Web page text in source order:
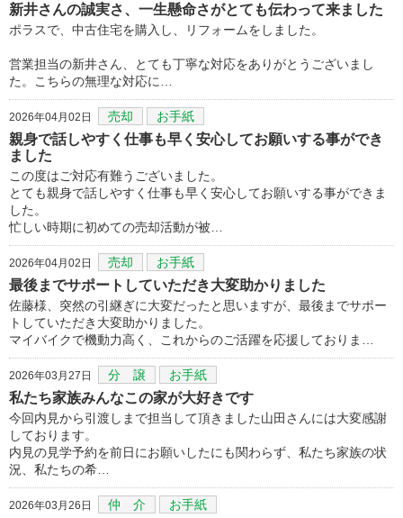
新井さんの誠実さ、一生懸命さがとても伝わって来ました
ポラスで、中古住宅を購入し、リフォームをしました。
営業担当の新井さん、とても丁寧な対応をありがとうございまし
た。こちらの無理な対応に…
2026年04月02日 売却 お手紙
親身で話しやすく仕事も早く安心してお願いする事ができ
ました
この度はご対応有難うございました。
とても親身で話しやすく仕事も早く安心してお願いする事ができま
した。
忙しい時期に初めての売却活動が被…
2026年04月02日 売却 お手紙
最後までサポートしていただき大変助かりました
佐藤様、突然の引継ぎに大変だったと思いますが、最後までサポー
トしていただき大変助かりました。
マイバイクで機動力高く、これからのご活躍を応援しておりま…
2026年03月27日 分 譲 お手紙
私たち家族みんなこの家が大好きです
今回内見から引渡しまで担当して頂きました山田さんには大変感謝
しております。
内見の見学予約を前日にお願いしたにも関わらず、私たち家族の状
況、私たちの希…
2026年03月26日 仲 介 お手紙